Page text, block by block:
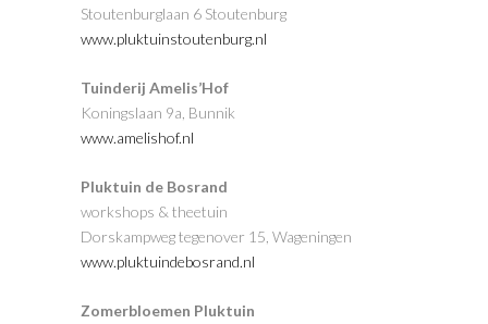
Stoutenburglaan 6 Stoutenburg
www.pluktuinstoutenburg.nl
Tuinderij Amelis’Hof
Koningslaan 9a, Bunnik
www.amelishof.nl
Pluktuin de Bosrand
workshops & theetuin
Dorskampweg tegenover 15, Wageningen
www.pluktuindebosrand.nl
Zomerbloemen Pluktuin